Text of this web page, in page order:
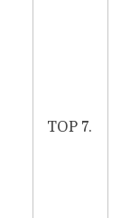
TOP 7.